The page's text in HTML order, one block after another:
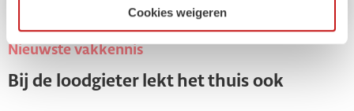
Cookies weigeren
Nieuwste vakkennis
Bij de loodgieter lekt het thuis ook